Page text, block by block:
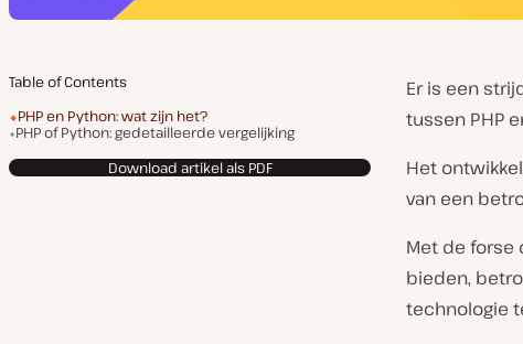
Table of Contents
PHP en Python: wat zijn het?
PHP of Python: gedetailleerde vergelijking
Download artikel als PDF
Er is een
tussen PHP
Het
van een
Met de
bieden,
technologie